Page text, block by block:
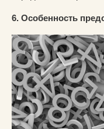
6. Особенность